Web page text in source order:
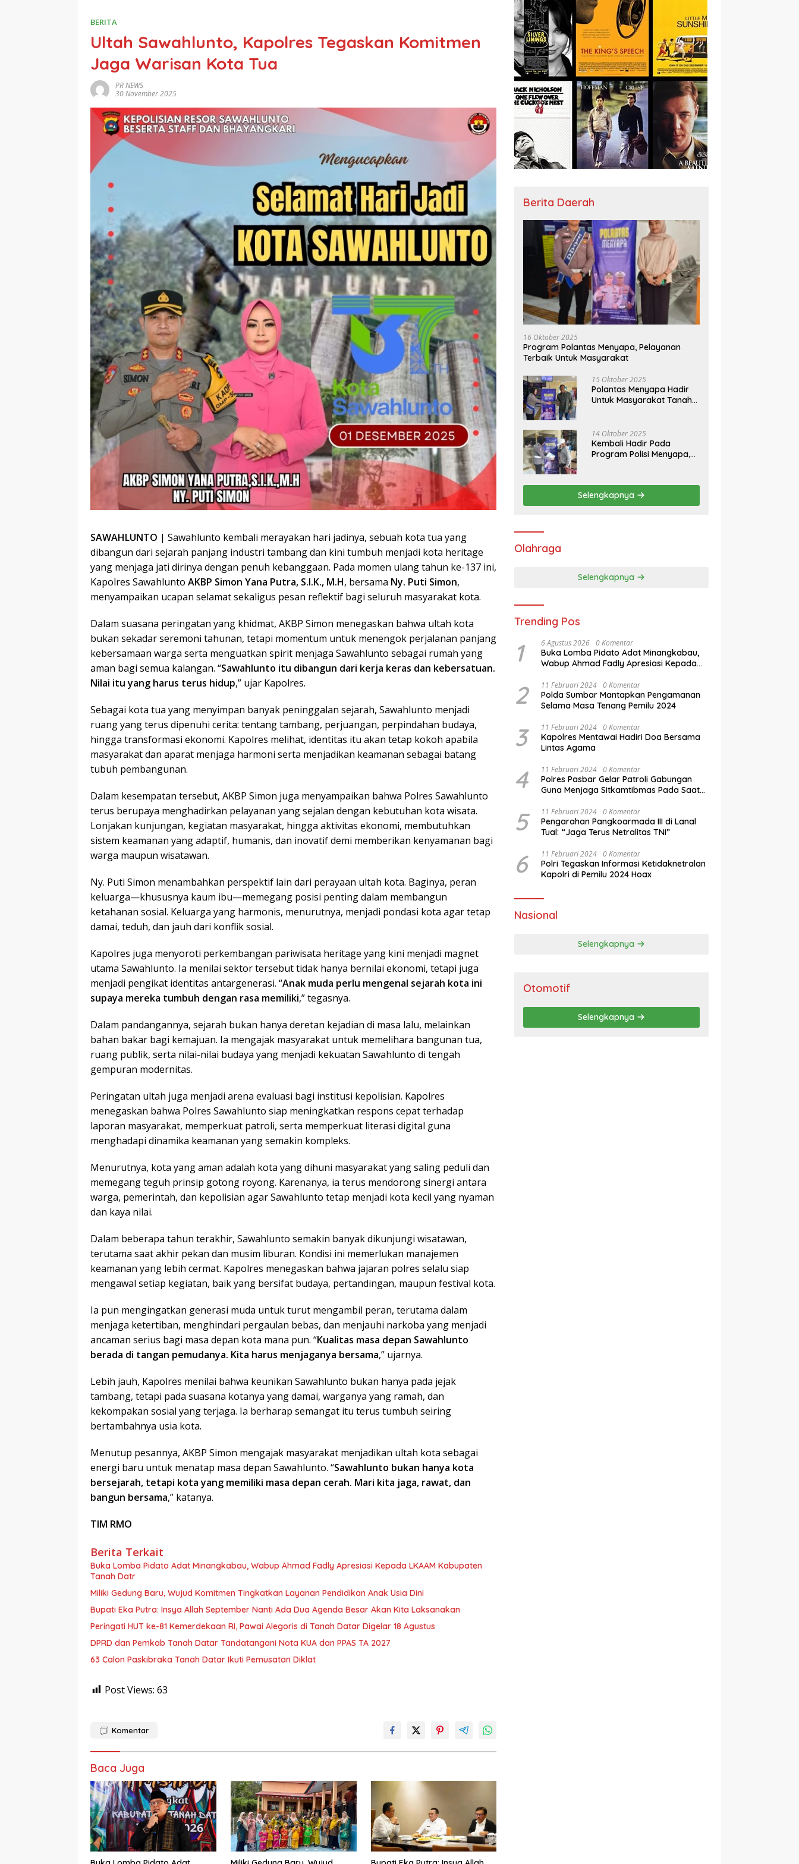
BERITA
Ultah Sawahlunto, Kapolres Tegaskan Komitmen
Jaga Warisan Kota Tua
PR NEWS
30 November 2025
SAWAHLUNTO | Sawahlunto kembali merayakan hari jadinya, sebuah kota tua yang
dibangun dari sejarah panjang industri tambang dan kini tumbuh menjadi kota heritage
yang menjaga jati dirinya dengan penuh kebanggaan. Pada momen ulang tahun ke-137 ini,
Kapolres Sawahlunto AKBP Simon Yana Putra, S.I.K., M.H, bersama Ny. Puti Simon,
menyampaikan ucapan selamat sekaligus pesan reflektif bagi seluruh masyarakat kota.
Dalam suasana peringatan yang khidmat, AKBP Simon menegaskan bahwa ultah kota
bukan sekadar seremoni tahunan, tetapi momentum untuk menengok perjalanan panjang
kebersamaan warga serta menguatkan spirit menjaga Sawahlunto sebagai rumah yang
aman bagi semua kalangan. “Sawahlunto itu dibangun dari kerja keras dan kebersatuan.
Nilai itu yang harus terus hidup,” ujar Kapolres.
Sebagai kota tua yang menyimpan banyak peninggalan sejarah, Sawahlunto menjadi
ruang yang terus dipenuhi cerita: tentang tambang, perjuangan, perpindahan budaya,
hingga transformasi ekonomi. Kapolres melihat, identitas itu akan tetap kokoh apabila
masyarakat dan aparat menjaga harmoni serta menjadikan keamanan sebagai batang
tubuh pembangunan.
Dalam kesempatan tersebut, AKBP Simon juga menyampaikan bahwa Polres Sawahlunto
terus berupaya menghadirkan pelayanan yang sejalan dengan kebutuhan kota wisata.
Lonjakan kunjungan, kegiatan masyarakat, hingga aktivitas ekonomi, membutuhkan
sistem keamanan yang adaptif, humanis, dan inovatif demi memberikan kenyamanan bagi
warga maupun wisatawan.
Ny. Puti Simon menambahkan perspektif lain dari perayaan ultah kota. Baginya, peran
keluarga—khususnya kaum ibu—memegang posisi penting dalam membangun
ketahanan sosial. Keluarga yang harmonis, menurutnya, menjadi pondasi kota agar tetap
damai, teduh, dan jauh dari konflik sosial.
Kapolres juga menyoroti perkembangan pariwisata heritage yang kini menjadi magnet
utama Sawahlunto. Ia menilai sektor tersebut tidak hanya bernilai ekonomi, tetapi juga
menjadi pengikat identitas antargenerasi. “Anak muda perlu mengenal sejarah kota ini
supaya mereka tumbuh dengan rasa memiliki,” tegasnya.
Dalam pandangannya, sejarah bukan hanya deretan kejadian di masa lalu, melainkan
bahan bakar bagi kemajuan. Ia mengajak masyarakat untuk memelihara bangunan tua,
ruang publik, serta nilai-nilai budaya yang menjadi kekuatan Sawahlunto di tengah
gempuran modernitas.
Peringatan ultah juga menjadi arena evaluasi bagi institusi kepolisian. Kapolres
menegaskan bahwa Polres Sawahlunto siap meningkatkan respons cepat terhadap
laporan masyarakat, memperkuat patroli, serta memperkuat literasi digital guna
menghadapi dinamika keamanan yang semakin kompleks.
Menurutnya, kota yang aman adalah kota yang dihuni masyarakat yang saling peduli dan
memegang teguh prinsip gotong royong. Karenanya, ia terus mendorong sinergi antara
warga, pemerintah, dan kepolisian agar Sawahlunto tetap menjadi kota kecil yang nyaman
dan kaya nilai.
Dalam beberapa tahun terakhir, Sawahlunto semakin banyak dikunjungi wisatawan,
terutama saat akhir pekan dan musim liburan. Kondisi ini memerlukan manajemen
keamanan yang lebih cermat. Kapolres menegaskan bahwa jajaran polres selalu siap
mengawal setiap kegiatan, baik yang bersifat budaya, pertandingan, maupun festival kota.
Ia pun mengingatkan generasi muda untuk turut mengambil peran, terutama dalam
menjaga ketertiban, menghindari pergaulan bebas, dan menjauhi narkoba yang menjadi
ancaman serius bagi masa depan kota mana pun. “Kualitas masa depan Sawahlunto
berada di tangan pemudanya. Kita harus menjaganya bersama,” ujarnya.
Lebih jauh, Kapolres menilai bahwa keunikan Sawahlunto bukan hanya pada jejak
tambang, tetapi pada suasana kotanya yang damai, warganya yang ramah, dan
kekompakan sosial yang terjaga. Ia berharap semangat itu terus tumbuh seiring
bertambahnya usia kota.
Menutup pesannya, AKBP Simon mengajak masyarakat menjadikan ultah kota sebagai
energi baru untuk menatap masa depan Sawahlunto. “Sawahlunto bukan hanya kota
bersejarah, tetapi kota yang memiliki masa depan cerah. Mari kita jaga, rawat, dan
bangun bersama,” katanya.
TIM RMO
Berita Terkait
Buka Lomba Pidato Adat Minangkabau, Wabup Ahmad Fadly Apresiasi Kepada LKAAM Kabupaten
Tanah Datr
Miliki Gedung Baru, Wujud Komitmen Tingkatkan Layanan Pendidikan Anak Usia Dini
Bupati Eka Putra: Insya Allah September Nanti Ada Dua Agenda Besar Akan Kita Laksanakan
Peringati HUT ke-81 Kemerdekaan RI, Pawai Alegoris di Tanah Datar Digelar 18 Agustus
DPRD dan Pemkab Tanah Datar Tandatangani Nota KUA dan PPAS TA 2027
63 Calon Paskibraka Tanah Datar Ikuti Pemusatan Diklat
Post Views: 63
Komentar
Baca Juga
Berita Daerah
16 Oktober 2025
Program Polantas Menyapa, Pelayanan
Terbaik Untuk Masyarakat
15 Oktober 2025
Polantas Menyapa Hadir
Untuk Masyarakat Tanah
14 Oktober 2025
Kembali Hadir Pada
Program Polisi Menyapa,
Selengkapnya
Olahraga
Selengkapnya
Trending Pos
1 6 Agustus 2026 0 Komentar
Buka Lomba Pidato Adat Minangkabau,
Wabup Ahmad Fadly Apresiasi Kepada
2 11 Februari 2024 0 Komentar
Polda Sumbar Mantapkan Pengamanan
Selama Masa Tenang Pemilu 2024
3 11 Februari 2024 0 Komentar
Kapolres Mentawai Hadiri Doa Bersama
Lintas Agama
4 11 Februari 2024 0 Komentar
Polres Pasbar Gelar Patroli Gabungan
Guna Menjaga Sitkamtibmas Pada Saat
5 11 Februari 2024 0 Komentar
Pengarahan Pangkoarmada III di Lanal
Tual: “Jaga Terus Netralitas TNI”
6 11 Februari 2024 0 Komentar
Polri Tegaskan Informasi Ketidaknetralan
Kapolri di Pemilu 2024 Hoax
Nasional
Selengkapnya
Otomotif
Selengkapnya